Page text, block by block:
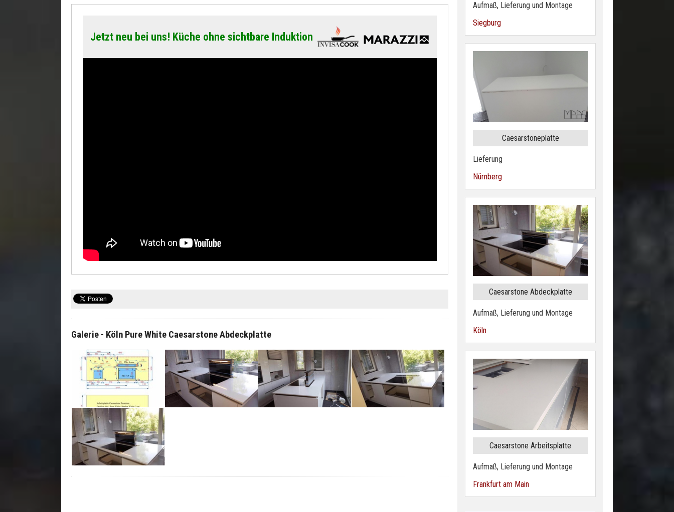
Jetzt neu bei uns! Küche ohne sichtbare Induktion
Galerie - Köln Pure White Caesarstone Abdeckplatte
Aufmaß, Lieferung und Montage
Siegburg
Caesarstoneplatte
Lieferung
Nürnberg
Caesarstone Abdeckplatte
Aufmaß, Lieferung und Montage
Köln
Caesarstone Arbeitsplatte
Aufmaß, Lieferung und Montage
Frankfurt am Main